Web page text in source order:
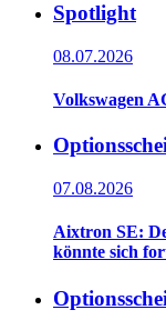
Spotlight
08.07.2026
Volkswagen
07.08.2026
Aixtron SE:
könnte sich